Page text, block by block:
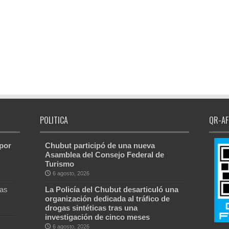
POLITICA
Chubut participó de una nueva
Asamblea del Consejo Federal de
Turismo
6 agosto, 2026
La Policía del Chubut desarticuló una
organización dedicada al tráfico de
drogas sintéticas tras una
investigación de cinco meses
6 agosto, 2026
QR-